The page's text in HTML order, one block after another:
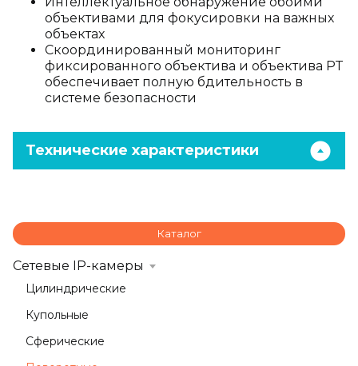
объективами для фокусировки на важных
объектах
Скоординированный мониторинг
фиксированного объектива и объектива PT
обеспечивает полную бдительность в
системе безопасности
Технические характеристики
Каталог
Сетевые IP-камеры
Цилиндрические
Купольные
Сферические